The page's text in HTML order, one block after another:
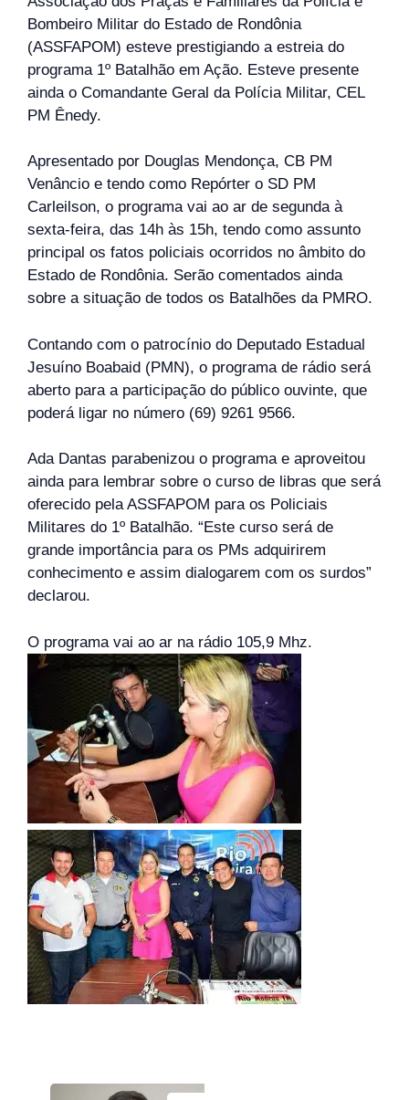
Bombeiro Militar do Estado de Rondônia
(ASSFAPOM) esteve prestigiando a estreia do
programa 1º Batalhão em Ação. Esteve presente
ainda o Comandante Geral da Polícia Militar, CEL
PM Ênedy.
Apresentado por Douglas Mendonça, CB PM
Venâncio e tendo como Repórter o SD PM
Carleilson, o programa vai ao ar de segunda à
sexta-feira, das 14h às 15h, tendo como assunto
principal os fatos policiais ocorridos no âmbito do
Estado de Rondônia. Serão comentados ainda
sobre a situação de todos os Batalhões da PMRO.
Contando com o patrocínio do Deputado Estadual
Jesuíno Boabaid (PMN), o programa de rádio será
aberto para a participação do público ouvinte, que
poderá ligar no número (69) 9261 9566.
Ada Dantas parabenizou o programa e aproveitou
ainda para lembrar sobre o curso de libras que será
oferecido pela ASSFAPOM para os Policiais
Militares do 1º Batalhão. “Este curso será de
grande importância para os PMs adquirirem
conhecimento e assim dialogarem com os surdos”
declarou.
O programa vai ao ar na rádio 105,9 Mhz.